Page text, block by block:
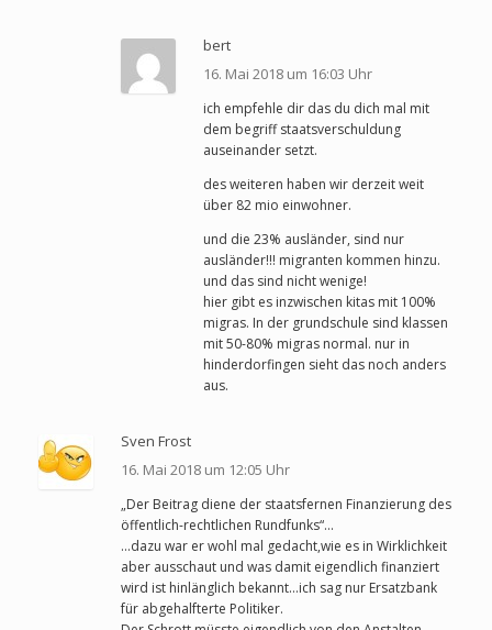
bert
16. Mai 2018 um 16:03 Uhr
ich empfehle dir das du dich mal mit
dem begriff staatsverschuldung
auseinander setzt.
des weiteren haben wir derzeit weit
über 82 mio einwohner.
und die 23% ausländer, sind nur
ausländer!!! migranten kommen hinzu.
und das sind nicht wenige!
hier gibt es inzwischen kitas mit 100%
migras. In der grundschule sind klassen
mit 50-80% migras normal. nur in
hinderdorfingen sieht das noch anders
aus.
Sven Frost
16. Mai 2018 um 12:05 Uhr
„Der Beitrag diene der staatsfernen Finanzierung des
öffentlich-rechtlichen Rundfunks“…
…dazu war er wohl mal gedacht,wie es in Wirklichkeit
aber ausschaut und was damit eigendlich finanziert
wird ist hinlänglich bekannt…ich sag nur Ersatzbank
für abgehalfterte Politiker.